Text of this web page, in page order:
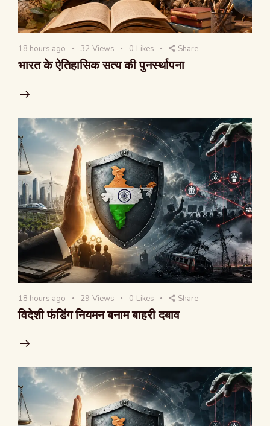
18 hours ago 32 Views 0 Likes Share
भारत के ऐतिहासिक सत्य की पुनर्स्थापना
18 hours ago 29 Views 0 Likes Share
विदेशी फंडिंग नियमन बनाम बाहरी दबाव